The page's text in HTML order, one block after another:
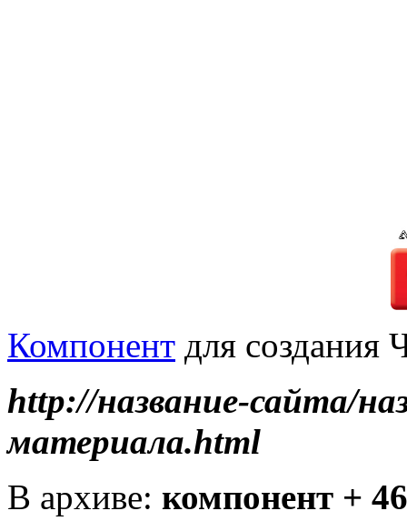
Компонент для создания
http://название-сайта/
материала.html
В архиве: компонент +